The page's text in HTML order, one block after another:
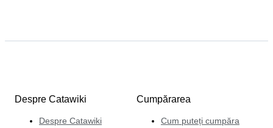
Despre Catawiki
Despre Catawiki
Cumpărarea
Cum puteți cumpăra